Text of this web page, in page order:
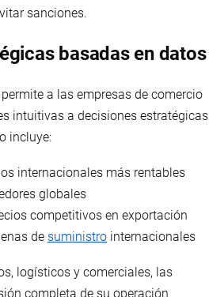
sanciones.
basadas en datos
a las empresas de comercio
intuitivas a decisiones estratégicas
incluye:
internacionales más rentables
globales
competitivos en exportación
de suministro internacionales
logísticos y comerciales, las
completa de su operación